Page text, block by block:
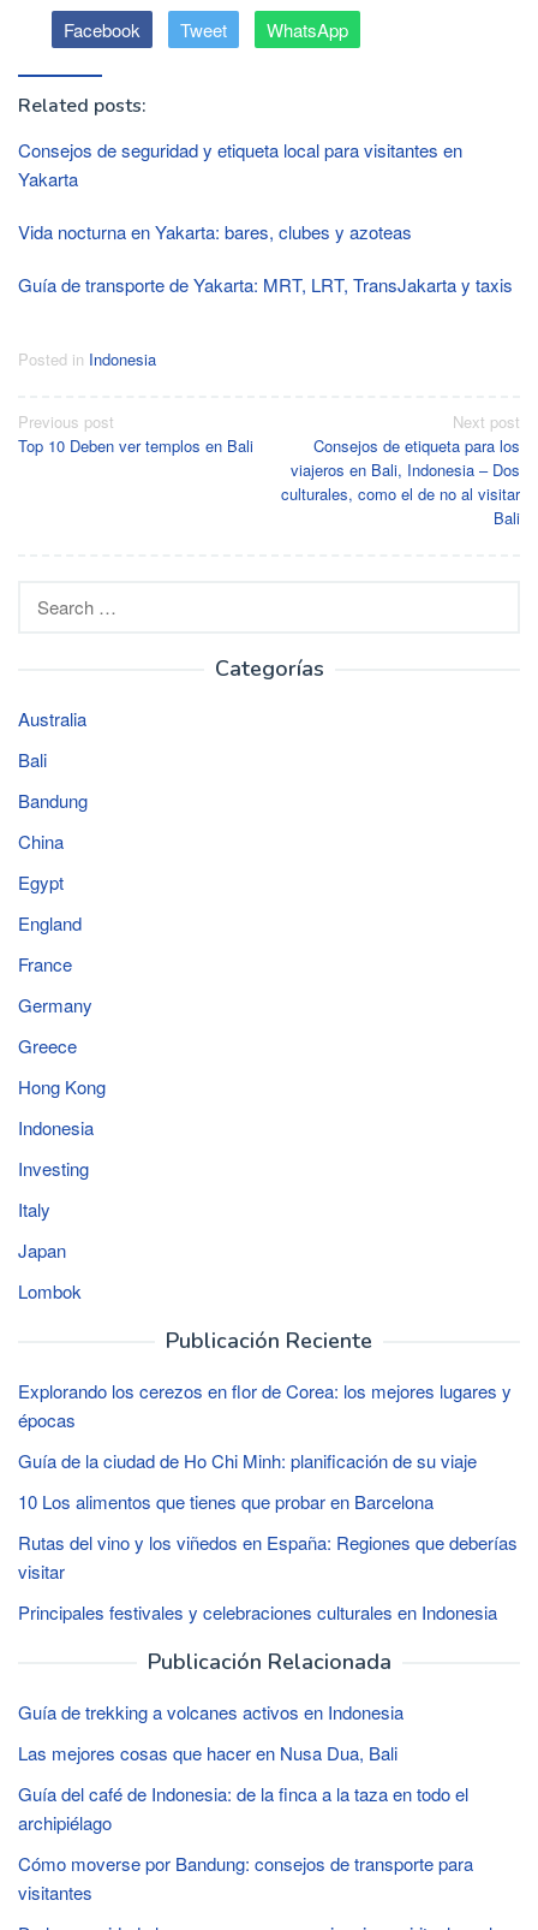
Facebook Tweet WhatsApp
Related posts:
Consejos de seguridad y etiqueta local para visitantes en
Yakarta
Vida nocturna en Yakarta: bares, clubes y azoteas
Guía de transporte de Yakarta: MRT, LRT, TransJakarta y taxis
Posted in Indonesia
Post
navigation
Previous post
Top 10 Deben ver templos en Bali
Next post
Consejos de etiqueta para los
viajeros en Bali, Indonesia – Dos
culturales, como el de no al visitar
Bali
for:
Categorías
Australia
Bali
Bandung
China
Egypt
England
France
Germany
Greece
Hong Kong
Indonesia
Investing
Italy
Japan
Lombok
Publicación Reciente
Explorando los cerezos en flor de Corea: los mejores lugares y
épocas
Guía de la ciudad de Ho Chi Minh: planificación de su viaje
10 Los alimentos que tienes que probar en Barcelona
Rutas del vino y los viñedos en España: Regiones que deberías
visitar
Principales festivales y celebraciones culturales en Indonesia
Publicación Relacionada
Guía de trekking a volcanes activos en Indonesia
Las mejores cosas que hacer en Nusa Dua, Bali
Guía del café de Indonesia: de la finca a la taza en todo el
archipiélago
Cómo moverse por Bandung: consejos de transporte para
visitantes